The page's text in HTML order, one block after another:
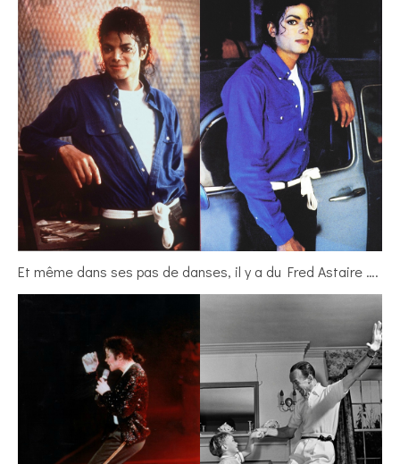
Et même dans ses pas de danses, il y a du Fred Astaire ….